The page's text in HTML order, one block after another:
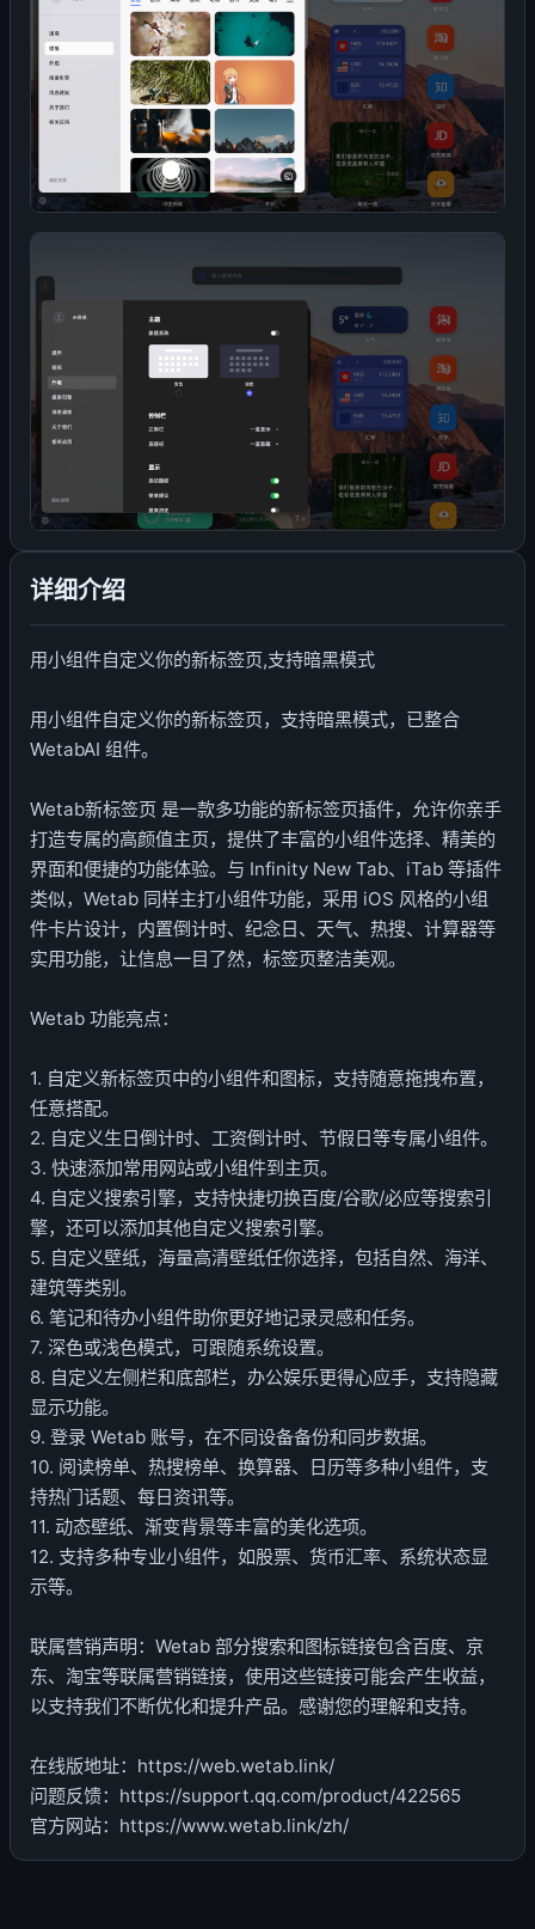
详细介绍
用小组件自定义你的新标签页,支持暗黑模式
用小组件自定义你的新标签页，支持暗黑模式，已整合
WetabAI 组件。
Wetab新标签页 是一款多功能的新标签页插件，允许你亲手
打造专属的高颜值主页，提供了丰富的小组件选择、精美的
界面和便捷的功能体验。与 Infinity New Tab、iTab 等插件
类似，Wetab 同样主打小组件功能，采用 iOS 风格的小组
件卡片设计，内置倒计时、纪念日、天气、热搜、计算器等
实用功能，让信息一目了然，标签页整洁美观。
Wetab 功能亮点：
1. 自定义新标签页中的小组件和图标，支持随意拖拽布置，
任意搭配。
2. 自定义生日倒计时、工资倒计时、节假日等专属小组件。
3. 快速添加常用网站或小组件到主页。
4. 自定义搜索引擎，支持快捷切换百度/谷歌/必应等搜索引
擎，还可以添加其他自定义搜索引擎。
5. 自定义壁纸，海量高清壁纸任你选择，包括自然、海洋、
建筑等类别。
6. 笔记和待办小组件助你更好地记录灵感和任务。
7. 深色或浅色模式，可跟随系统设置。
8. 自定义左侧栏和底部栏，办公娱乐更得心应手，支持隐藏
显示功能。
9. 登录 Wetab 账号，在不同设备备份和同步数据。
10. 阅读榜单、热搜榜单、换算器、日历等多种小组件，支
持热门话题、每日资讯等。
11. 动态壁纸、渐变背景等丰富的美化选项。
12. 支持多种专业小组件，如股票、货币汇率、系统状态显
示等。
联属营销声明：Wetab 部分搜索和图标链接包含百度、京
东、淘宝等联属营销链接，使用这些链接可能会产生收益，
以支持我们不断优化和提升产品。感谢您的理解和支持。
在线版地址：https://web.wetab.link/
问题反馈：https://support.qq.com/product/422565
官方网站：https://www.wetab.link/zh/